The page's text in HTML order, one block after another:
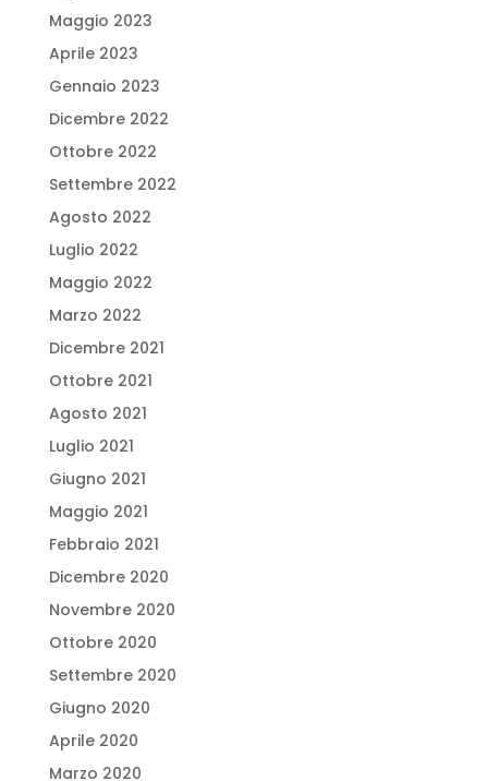
Maggio 2023
Aprile 2023
Gennaio 2023
Dicembre 2022
Ottobre 2022
Settembre 2022
Agosto 2022
Luglio 2022
Maggio 2022
Marzo 2022
Dicembre 2021
Ottobre 2021
Agosto 2021
Luglio 2021
Giugno 2021
Maggio 2021
Febbraio 2021
Dicembre 2020
Novembre 2020
Ottobre 2020
Settembre 2020
Giugno 2020
Aprile 2020
Marzo 2020